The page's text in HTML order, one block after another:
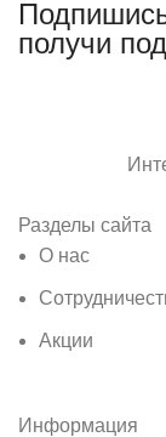
получи
Разделы сайта
О нас
Акции
Информация